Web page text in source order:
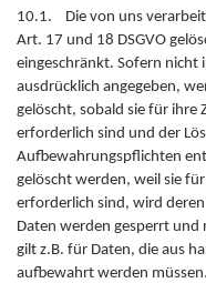
10.1. Die von uns
Art. 17 und 18 DSGVO
eingeschränkt. Sofern nicht
ausdrücklich angegeben,
gelöscht, sobald sie für ihre
erforderlich sind und der
Aufbewahrungspflichten
gelöscht werden, weil sie
erforderlich sind, wird
Daten werden gesperrt und
gilt z.B. für Daten, die aus
aufbewahrt werden müssen.